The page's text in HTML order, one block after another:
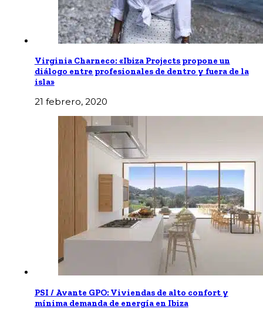
Virginia Charneco: «Ibiza Projects propone un
diálogo entre profesionales de dentro y fuera de la
isla»
21 febrero, 2020
PSI / Avante GPO: Viviendas de alto confort y
mínima demanda de energía en Ibiza